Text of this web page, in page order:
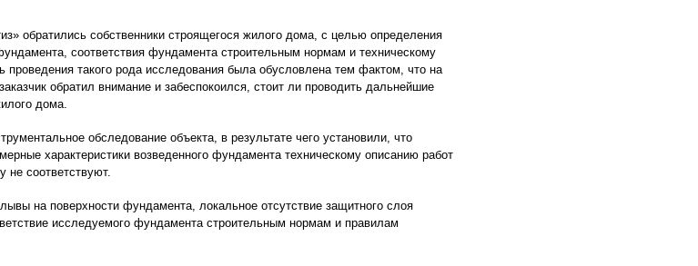
обратились собственники строящегося жилого дома, с целью определения
соответствия фундамента строительным нормам и техническому
проведения такого рода исследования была обусловлена тем фактом, что на
обратил внимание и забеспокоился, стоит ли проводить дальнейшие
дома.
обследование объекта, в результате чего установили, что
характеристики возведенного фундамента техническому описанию работ
не соответствуют.
на поверхности фундамента, локальное отсутствие защитного слоя
исследуемого фундамента строительным нормам и правилам